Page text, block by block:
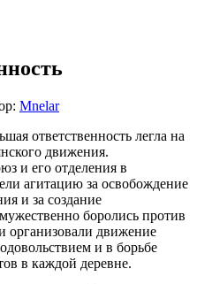
Mnelar
ответственность легла на
движения.
и его отделения в
агитацию за освобождение
и за создание
боролись против
организовали движение
и в борьбе
в каждой деревне.